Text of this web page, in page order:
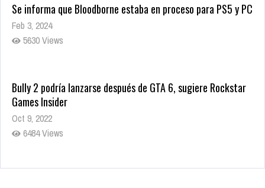
Se informa que Bloodborne estaba en proceso para PS5 y PC
Feb 3, 2024
5630 Views
Bully 2 podría lanzarse después de GTA 6, sugiere Rockstar
Games Insider
Oct 9, 2022
6484 Views
Rumor: Se filtran los primeros detalles de Resident Evil 9